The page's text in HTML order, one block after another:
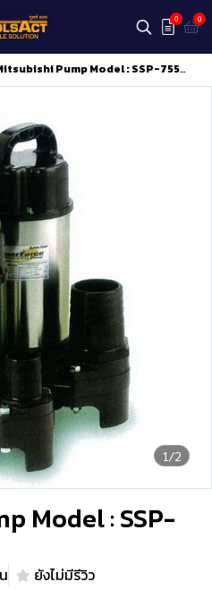
0 0
Pump Model : SSP-755TB
1/2
Model : SSP-
ยังไม่มีรีวิว